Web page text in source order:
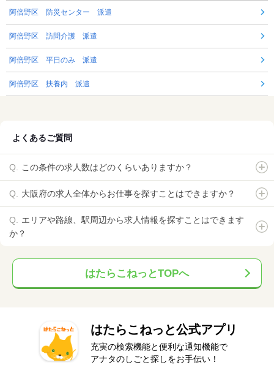
阿倍野区 防災センター 派遣
阿倍野区 訪問介護 派遣
阿倍野区 平日のみ 派遣
阿倍野区 扶養内 派遣
よくあるご質問
この条件の求人数はどのくらいありますか？
大阪府の求人全体からお仕事を探すことはできますか？
エリアや路線、駅周辺から求人情報を探すことはできます
か？
はたらこねっとTOPへ
はたらこねっと公式アプリ
充実の検索機能と便利な通知機能で
アナタのしごと探しをお手伝い！